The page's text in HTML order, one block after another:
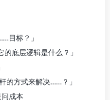
目标？」
底层逻辑是什么？」
的方式来解决……？」
成本